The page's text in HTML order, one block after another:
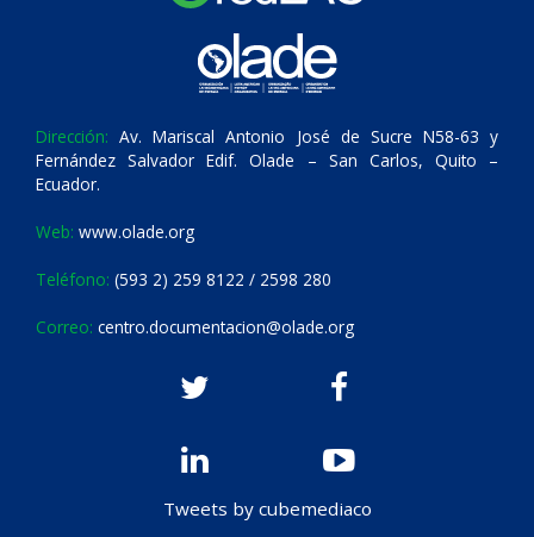
Dirección: Av. Mariscal Antonio José de Sucre N58-63 y
Fernández Salvador Edif. Olade – San Carlos, Quito –
Ecuador.
Web: www.olade.org
Teléfono: (593 2) 259 8122 / 2598 280
Correo: centro.documentacion@olade.org
Tweets by cubemediaco